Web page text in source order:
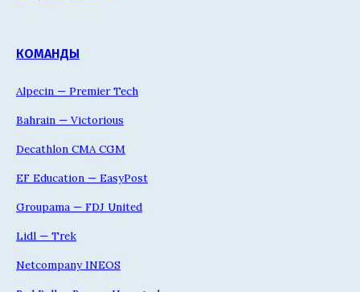
КОМАНДЫ
Alpecin — Premier Tech
Bahrain — Victorious
Decathlon CMA CGM
EF Education — EasyPost
Groupama — FDJ United
Lidl — Trek
Netcompany INEOS